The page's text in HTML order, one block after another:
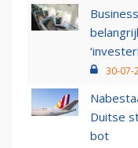
30-07-
Duitse
bot